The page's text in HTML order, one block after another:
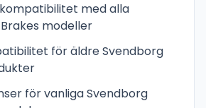
med alla
modeller
för äldre Svendborg
för vanliga Svendborg